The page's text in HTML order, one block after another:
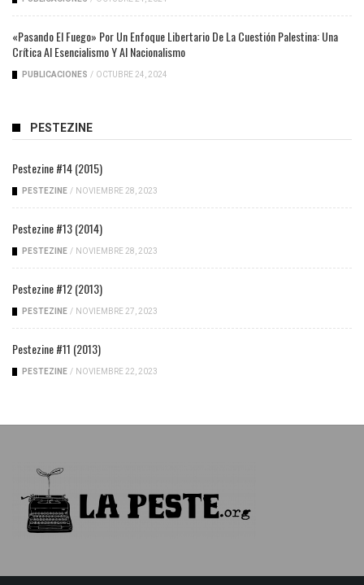
«Pasando El Fuego» Por Un Enfoque Libertario De La Cuestión Palestina: Una
Crítica Al Esencialismo Y Al Nacionalismo
PUBLICACIONES / OCTUBRE 24, 2024
PESTEZINE
Pestezine #14 (2015)
PESTEZINE / NOVIEMBRE 28, 2023
Pestezine #13 (2014)
PESTEZINE / NOVIEMBRE 28, 2023
Pestezine #12 (2013)
PESTEZINE / NOVIEMBRE 27, 2023
Pestezine #11 (2013)
PESTEZINE / NOVIEMBRE 22, 2023